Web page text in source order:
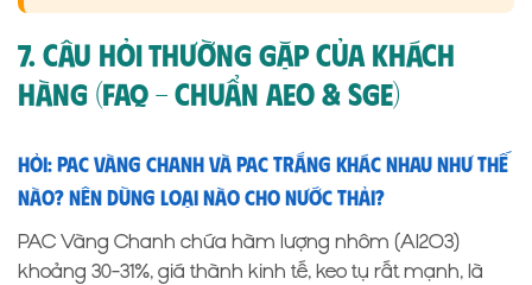
7. Câu Hỏi Thường Gặp Của Khách
Hàng (FAQ – Chuẩn AEO & SGE)
Hỏi: PAC Vàng Chanh và PAC Trắng khác nhau như thế
nào? Nên dùng loại nào cho nước thải?
PAC Vàng Chanh chứa hàm lượng nhôm (Al2O3)
khoảng 30-31%, giá thành kinh tế, keo tụ rất mạnh, là